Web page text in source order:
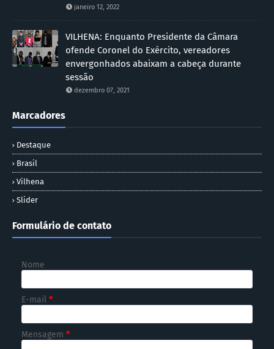
janeiro 12, 2022
VILHENA: Enquanto Presidente da Câmara
ofende Coronel do Exército, vereadores
envergonhados abaixam a cabeça durante
sessão
dezembro 07, 2021
Marcadores
Destaque
Brasil
Vilhena
Slider
Formulário de contato
Nome
E-mail *
Mensagem *